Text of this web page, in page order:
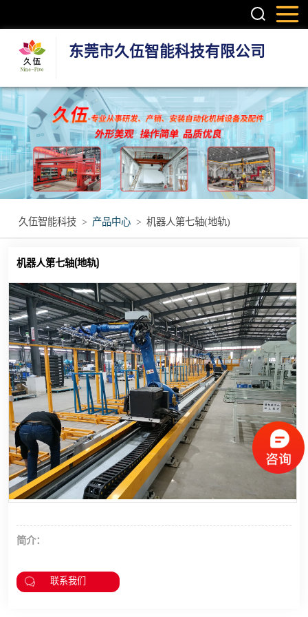
东莞市久伍智能科技有限公司
久伍智能科技 > 产品中心 > 机器人第七轴(地轨)
机器人第七轴(地轨)
简介：
联系我们
三轴龙门桁架机
械手
两轴龙门机械手
机器人第七轴(地
轨)
立体库智能仓储
重型模组
丝杆模组
龙门桁架